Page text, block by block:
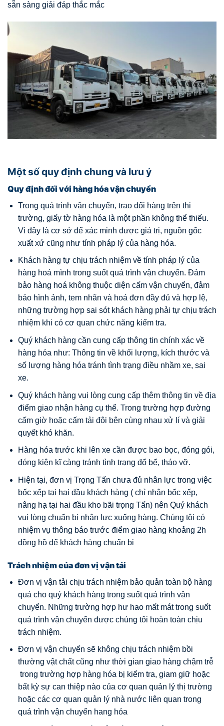
sẵn sàng giải đáp thắc mắc
Một số quy định chung và lưu ý
Quy định đối với hàng hóa vận chuyển
Trong quá trình vận chuyển, trao đổi hàng trên thị
trường, giấy tờ hàng hóa là một phần không thể thiếu.
Vì đây là cơ sở để xác minh được giá trị, nguồn gốc
xuất xứ cũng như tính pháp lý của hàng hóa.
Khách hàng tự chịu trách nhiệm về tính pháp lý của
hàng hoá mình trong suốt quá trình vận chuyển. Đảm
bảo hàng hoá không thuộc diện cấm vận chuyển, đảm
bảo hình ảnh, tem nhãn và hoá đơn đầy đủ và hợp lệ,
những trường hợp sai sót khách hàng phải tự chịu trách
nhiệm khi có cơ quan chức năng kiểm tra.
Quý khách hàng cần cung cấp thông tin chính xác về
hàng hóa như: Thông tin về khối lượng, kích thước và
số lượng hàng hóa tránh tình trạng điều nhầm xe, sai
xe.
Quý khách hàng vui lòng cung cấp thêm thông tin về địa
điểm giao nhận hàng cụ thể. Trong trường hợp đường
cấm giờ hoặc cấm tải đôi bên cùng nhau xử lí và giải
quyết khó khăn.
Hàng hóa trước khi lên xe cần được bao bọc, đóng gói,
đóng kiện kĩ càng tránh tình trạng đổ bể, tháo vỡ.
Hiện tại, đơn vị Trọng Tấn chưa đủ nhân lực trong việc
bốc xếp tại hai đầu khách hàng ( chỉ nhận bốc xếp,
nâng hạ tại hai đầu kho bãi trọng Tấn) nên Quý khách
vui lòng chuẩn bị nhân lực xuống hàng. Chúng tôi có
nhiệm vụ thông báo trước điểm giao hàng khoảng 2h
đồng hồ để khách hàng chuẩn bị
Trách nhiệm của đơn vị vận tải
Đơn vị vận tải chịu trách nhiệm bảo quản toàn bộ hàng
quá cho quý khách hàng trong suốt quá trình vận
chuyển. Những trường hợp hư hao mất mát trong suốt
quá trình vận chuyển được chúng tôi hoàn toàn chịu
trách nhiệm.
Đơn vị vận chuyển sẽ không chịu trách nhiệm bồi
thường vật chất cũng như thời gian giao hàng chậm trễ
trong trường hợp hàng hóa bị kiểm tra, giam giữ hoặc
bất kỳ sự can thiệp nào của cơ quan quản lý thị trường
hoặc các cơ quan quản lý nhà nước liên quan trong
quá trình vận chuyển hang hóa